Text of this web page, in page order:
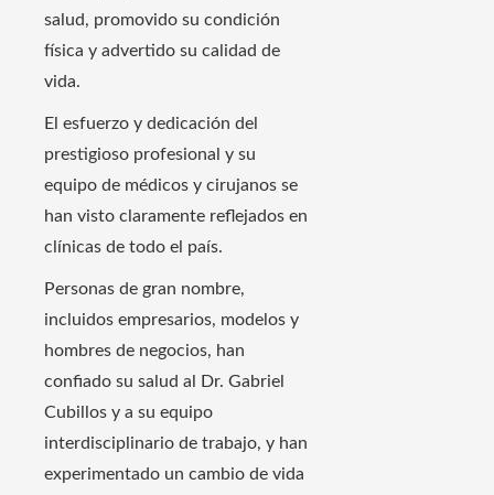
salud, promovido su condición
física y advertido su calidad de
vida.
El esfuerzo y dedicación del
prestigioso profesional y su
equipo de médicos y cirujanos se
han visto claramente reflejados en
clínicas de todo el país.
Personas de gran nombre,
incluidos empresarios, modelos y
hombres de negocios, han
confiado su salud al Dr. Gabriel
Cubillos y a su equipo
interdisciplinario de trabajo, y han
experimentado un cambio de vida